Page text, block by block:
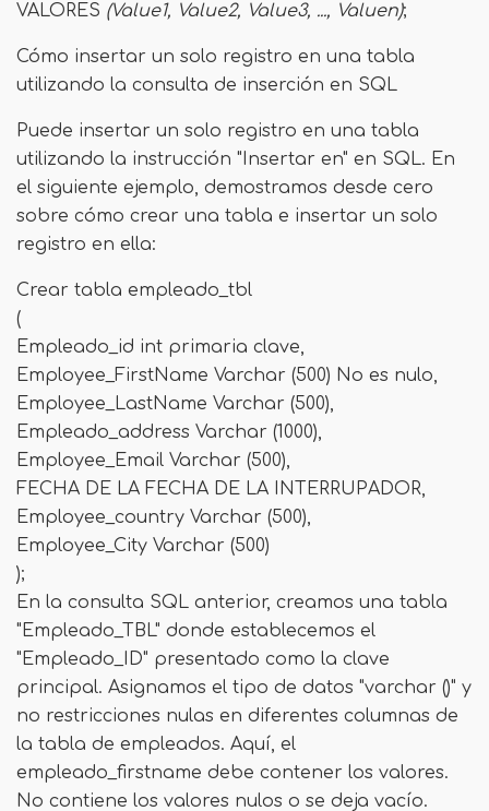
VALORES (Value1, Value2, Value3, ..., Valuen);
Cómo insertar un solo registro en una tabla
utilizando la consulta de inserción en SQL
Puede insertar un solo registro en una tabla
utilizando la instrucción "Insertar en" en SQL. En
el siguiente ejemplo, demostramos desde cero
sobre cómo crear una tabla e insertar un solo
registro en ella:
Crear tabla empleado_tbl
(
Empleado_id int primaria clave,
Employee_FirstName Varchar (500) No es nulo,
Employee_LastName Varchar (500),
Empleado_address Varchar (1000),
Employee_Email Varchar (500),
FECHA DE LA FECHA DE LA INTERRUPADOR,
Employee_country Varchar (500),
Employee_City Varchar (500)
);
En la consulta SQL anterior, creamos una tabla
"Empleado_TBL" donde establecemos el
"Empleado_ID" presentado como la clave
principal. Asignamos el tipo de datos "varchar ()" y
no restricciones nulas en diferentes columnas de
la tabla de empleados. Aquí, el
empleado_firstname debe contener los valores.
No contiene los valores nulos o se deja vacío.